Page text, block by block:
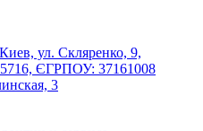
ул. Скляренко, 9,
ЄГРПОУ: 37161008
3